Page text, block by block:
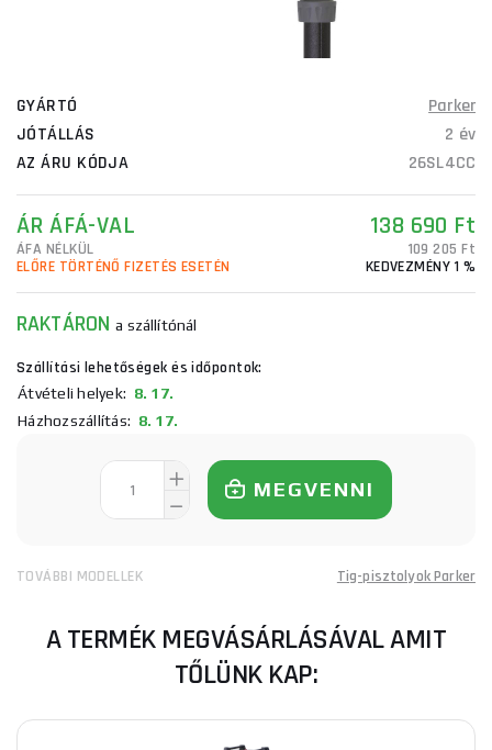
GYÁRTÓ
Parker
JÓTÁLLÁS
2 év
AZ ÁRU KÓDJA
26SL4CC
ÁR ÁFÁ-VAL 138 690 Ft
ÁFA NÉLKÜL
109 205 Ft
ELŐRE TÖRTÉNŐ FIZETÉS ESETÉN
KEDVEZMÉNY 1 %
RAKTÁRONa szállítónál
Szállítási lehetőségek és időpontok:
Átvételi helyek: 8. 17.
Házhozszállítás: 8. 17.
MEGVENNI
TOVÁBBI MODELLEK Tig-pisztolyok Parker
A TERMÉK MEGVÁSÁRLÁSÁVAL AMIT
TŐLÜNK KAP: